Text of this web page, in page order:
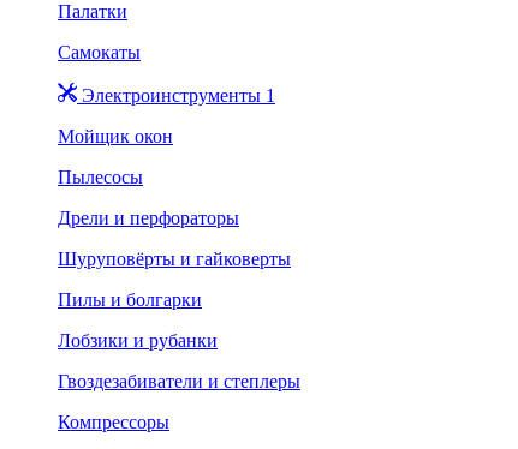
Палатки
Самокаты
Электроинструменты 1
Мойщик окон
Пылесосы
Дрели и перфораторы
Шуруповёрты и гайковерты
Пилы и болгарки
Лобзики и рубанки
Гвоздезабиватели и степлеры
Компрессоры